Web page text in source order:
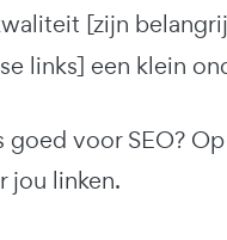
[zijn
links] een klein
voor SEO?
jou linken.